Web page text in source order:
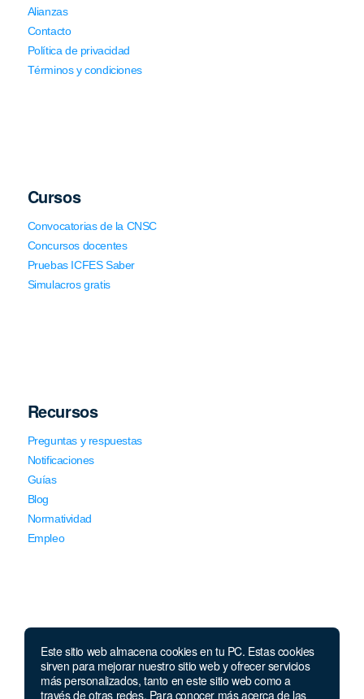
Este sitio web almacena cookies en tu PC. Estas cookies
sirven para mejorar nuestro sitio web y ofrecer servicios
más personalizados, tanto en este sitio web como a
través de otras redes. Para conocer más acerca de las
Alianzas
Contacto
Política de privacidad
Términos y condiciones
Cursos
Convocatorias de la CNSC
Concursos docentes
Pruebas ICFES Saber
Simulacros gratis
Recursos
Preguntas y respuestas
Notificaciones
Guías
Blog
Normatividad
Empleo
Llámanos
Lunes a jueves de 7 a.m.